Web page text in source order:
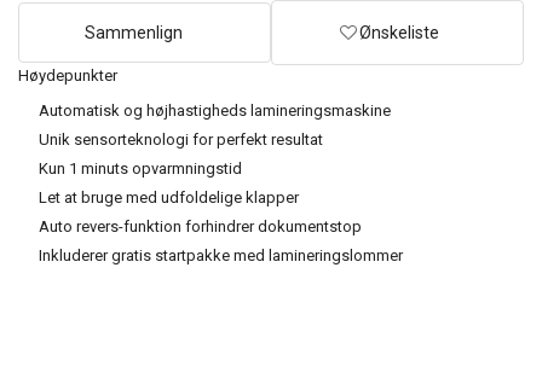
Høydepunkter
Automatisk og højhastigheds lamineringsmaskine
Unik sensorteknologi for perfekt resultat
Kun 1 minuts opvarmningstid
Let at bruge med udfoldelige klapper
Auto revers-funktion forhindrer dokumentstop
Inkluderer gratis startpakke med lamineringslommer
Sammenlign Ønskeliste